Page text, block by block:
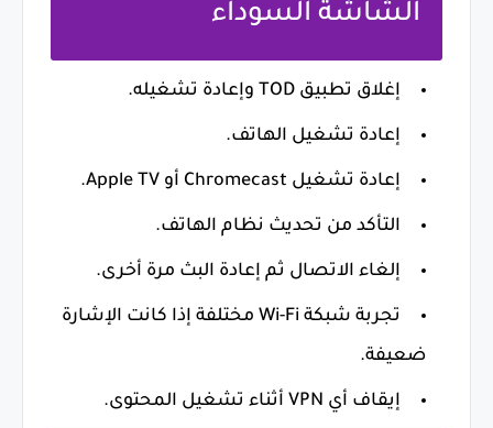
الشاشة السوداء
إغلاق تطبيق TOD وإعادة تشغيله.
إعادة تشغيل الهاتف.
إعادة تشغيل Chromecast أو Apple TV.
التأكد من تحديث نظام الهاتف.
إلغاء الاتصال ثم إعادة البث مرة أخرى.
تجربة شبكة Wi-Fi مختلفة إذا كانت الإشارة
ضعيفة.
إيقاف أي VPN أثناء تشغيل المحتوى.